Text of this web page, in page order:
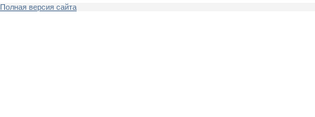
Полная версия сайта